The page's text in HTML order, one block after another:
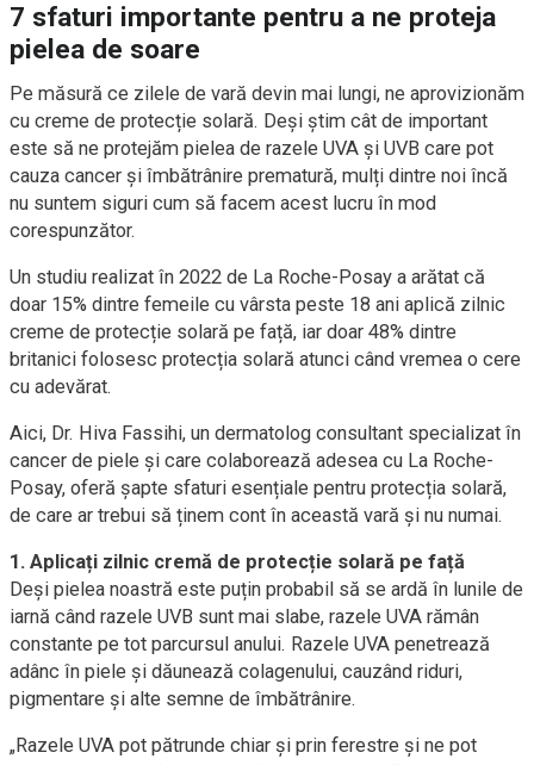
7 sfaturi importante pentru a ne proteja
pielea de soare
Pe măsură ce zilele de vară devin mai lungi, ne aprovizionăm
cu creme de protecție solară. Deși știm cât de important
este să ne protejăm pielea de razele UVA și UVB care pot
cauza cancer și îmbătrânire prematură, mulți dintre noi încă
nu suntem siguri cum să facem acest lucru în mod
corespunzător.
Un studiu realizat în 2022 de La Roche-Posay a arătat că
doar 15% dintre femeile cu vârsta peste 18 ani aplică zilnic
creme de protecție solară pe față, iar doar 48% dintre
britanici folosesc protecția solară atunci când vremea o cere
cu adevărat.
Aici, Dr. Hiva Fassihi, un dermatolog consultant specializat în
cancer de piele și care colaborează adesea cu La Roche-
Posay, oferă șapte sfaturi esențiale pentru protecția solară,
de care ar trebui să ținem cont în această vară și nu numai.
1. Aplicați zilnic cremă de protecție solară pe față
Deși pielea noastră este puțin probabil să se ardă în lunile de
iarnă când razele UVB sunt mai slabe, razele UVA rămân
constante pe tot parcursul anului. Razele UVA penetrează
adânc în piele și dăunează colagenului, cauzând riduri,
pigmentare și alte semne de îmbătrânire.
„Razele UVA pot pătrunde chiar și prin ferestre și ne pot